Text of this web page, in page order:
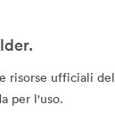
risorse ufficiali del
per l'uso.